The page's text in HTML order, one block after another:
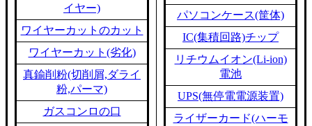
イヤー)
ワイヤーカットのカット
ワイヤーカット(劣化)
真鍮削粉(切削屑,ダライ
粉,パーマ)
ガスコンロの口
パソコンケース(筐体)
IC(集積回路)チップ
リチウムイオン(Li-ion)
電池
UPS(無停電電源装置)
ライザーカード(ハーモ